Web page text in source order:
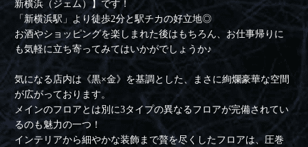
新横浜（ジェム）】です！
「新横浜駅」より徒歩2分と駅チカの好立地◎
お酒やショッピングを楽しまれた後はもちろん、お仕事帰りに
も気軽に立ち寄ってみてはいかがでしょうか♪
気になる店内は《黒×金》を基調とした、まさに絢爛豪華な空間
が広がっております。
メインのフロアとは別に3タイプの異なるフロアが完備されてい
るのも魅力の一つ！
インテリアから細やかな装飾まで贅を尽くしたフロアは、圧巻